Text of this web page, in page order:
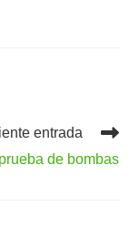
entrada
de bombas